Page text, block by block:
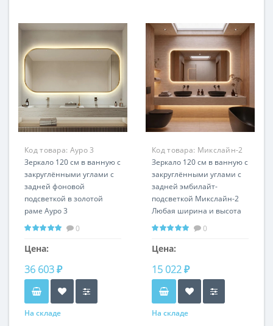
Код товара: Ауро 3
RSL1268
Зеркало 120 см в ванную с
закруглёнными углами с
задней фоновой
подсветкой в золотой
раме Ауро 3
Горизонтальная и
вертикальная установка
0
Цена:
36 603 ₽
На складе
Код товара: Микслайн-2
RS4455
Зеркало 120 см в ванную с
закруглёнными углами с
задней эмбилайт-
подсветкой Микслайн-2
Любая ширина и высота
Горизонтальная и
вертикальная установка
0
Цена:
15 022 ₽
На складе